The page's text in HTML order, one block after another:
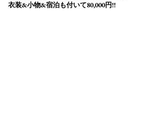
​衣装&小物&宿泊も付いて80,000円!!